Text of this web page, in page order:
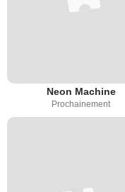
Neon Machine
Prochainement